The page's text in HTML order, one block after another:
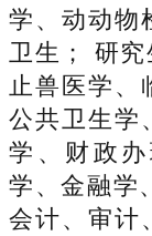
学、动动物
卫生； 研
止兽医学、
公共卫生学
学、财政
学、金融学
会计、审计